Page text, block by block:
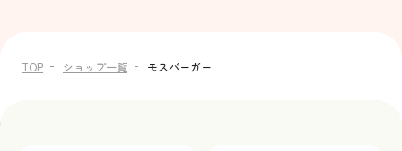
TOP ショップ一覧 モスバーガー